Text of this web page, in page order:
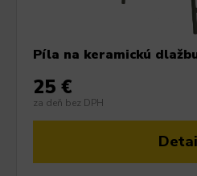
Píla na keramickú
25 €
za deň bez DPH